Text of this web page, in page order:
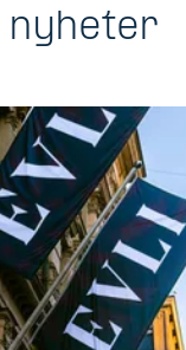
nyheter